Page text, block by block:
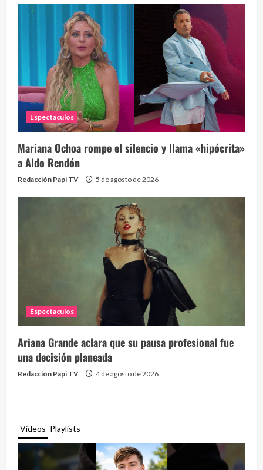
Espectaculos
Mariana Ochoa rompe el silencio y llama «hipócrita»
a Aldo Rendón
Redacción Papi TV 5 de agosto de 2026
Espectaculos
Ariana Grande aclara que su pausa profesional fue
una decisión planeada
Redacción Papi TV 4 de agosto de 2026
Videos Playlists